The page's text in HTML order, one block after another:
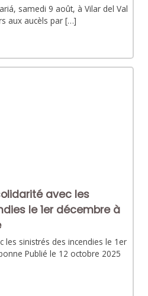
samedi 9 août, à Vilar del Val
aux aucèls par […]
avec les
le 1er décembre à
les sinistrés des incendies le 1er
Publié le 12 octobre 2025